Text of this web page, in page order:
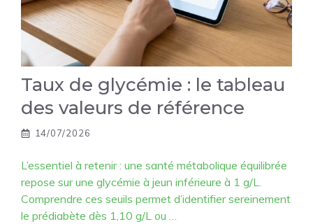
Taux de glycémie : le tableau
des valeurs de référence
14/07/2026
L’essentiel à retenir : une santé métabolique équilibrée
repose sur une glycémie à jeun inférieure à 1 g/L.
Comprendre ces seuils permet d’identifier sereinement
le prédiabète dès 1,10 g/L ou …